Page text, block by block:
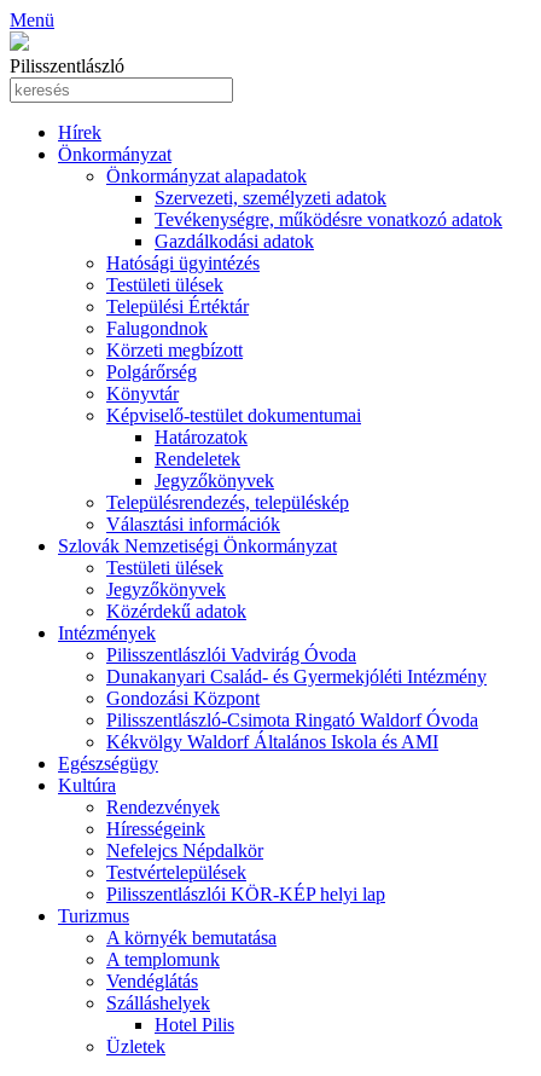
Menü
Pilisszentlászló
Hírek
Önkormányzat
Önkormányzat alapadatok
Szervezeti, személyzeti adatok
Tevékenységre, működésre vonatkozó adatok
Gazdálkodási adatok
Hatósági ügyintézés
Testületi ülések
Települési Értéktár
Falugondnok
Körzeti megbízott
Polgárőrség
Könyvtár
Képviselő-testület dokumentumai
Határozatok
Rendeletek
Jegyzőkönyvek
Településrendezés, településkép
Választási információk
Szlovák Nemzetiségi Önkormányzat
Testületi ülések
Jegyzőkönyvek
Közérdekű adatok
Intézmények
Pilisszentlászlói Vadvirág Óvoda
Dunakanyari Család- és Gyermekjóléti Intézmény
Gondozási Központ
Pilisszentlászló-Csimota Ringató Waldorf Óvoda
Kékvölgy Waldorf Általános Iskola és AMI
Egészségügy
Kultúra
Rendezvények
Hírességeink
Nefelejcs Népdalkör
Testvértelepülések
Pilisszentlászlói KÖR-KÉP helyi lap
Turizmus
A környék bemutatása
A templomunk
Vendéglátás
Szálláshelyek
Hotel Pilis
Üzletek